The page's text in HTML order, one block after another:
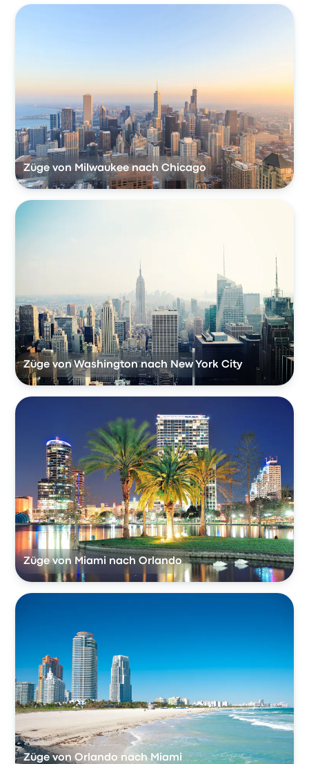
Züge von Milwaukee nach Chicago
Züge von Washington nach New York City
Züge von Miami nach Orlando
Züge von Orlando nach Miami